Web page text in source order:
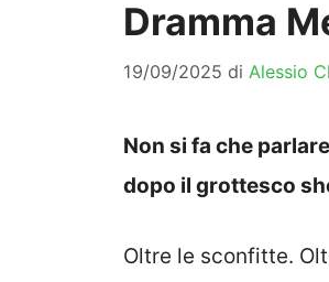
Dramma
19/09/2025 di Alessio
Non si fa che
dopo il grottesco
Oltre le sconfitte.